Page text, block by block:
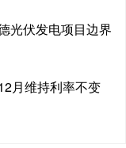
光伏发电项目边界
月维持利率不变